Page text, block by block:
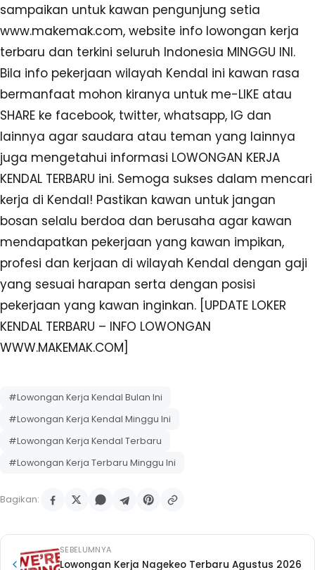
sampaikan untuk kawan pengunjung setia
www.makemak.com, website info lowongan kerja
terbaru dan terkini seluruh Indonesia MINGGU INI.
Bila info pekerjaan wilayah Kendal ini kawan rasa
bermanfaat mohon kiranya untuk me-LIKE atau
SHARE ke facebook, twitter, whatsapp, IG dan
lainnya agar saudara atau teman yang lainnya
juga mengetahui informasi LOWONGAN KERJA
KENDAL TERBARU ini. Semoga sukses dalam mencari
kerja di Kendal! Pastikan kawan untuk jangan
bosan selalu berdoa dan berusaha agar kawan
mendapatkan pekerjaan yang kawan impikan,
profesi dan kerjaan di wilayah Kendal dengan gaji
yang sesuai harapan serta dengan posisi
pekerjaan yang kawan inginkan. [UPDATE LOKER
KENDAL TERBARU – INFO LOWONGAN
WWW.MAKEMAK.COM]
#Lowongan Kerja Kendal Bulan Ini
#Lowongan Kerja Kendal Minggu Ini
#Lowongan Kerja Kendal Terbaru
#Lowongan Kerja Terbaru Minggu Ini
Bagikan:
SEBELUMNYA
Lowongan Kerja Nagekeo Terbaru Agustus 2026